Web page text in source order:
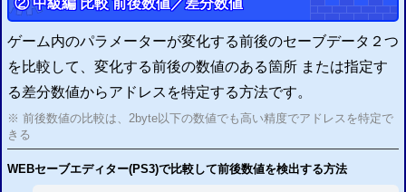
② 中級編 比較前後数値／差分数値
ゲーム内のパラメーターが変化する前後のセーブデータ２つ
を比較して、変化する前後の数値のある箇所 または指定す
る差分数値からアドレスを特定する方法です。
※ 前後数値の比較は、2byte以下の数値でも高い精度でアドレスを特定で
きる
WEBセーブエディター(PS3)で比較して前後数値を検出する方法